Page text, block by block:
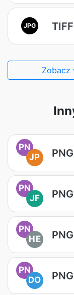
JPG
Zobacz
PN
JP
PN
JF
PN
HE
PN
DO